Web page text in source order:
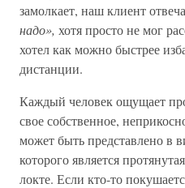
замолкает, наш клиент
надо», хотя просто не мог
хотел как можно быстрее
дистанции.
Каждый человек ощущает
свое собственное,
может быть представлено в
которого является
локте. Если кто-то